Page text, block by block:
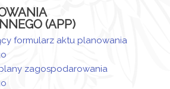
(APP)
formularz aktu planowania
zagospodarowania